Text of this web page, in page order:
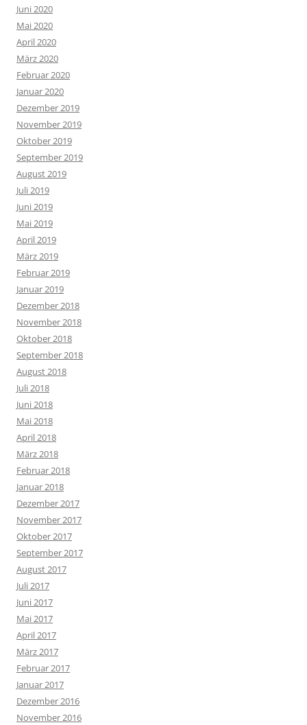
Juni 2020
Mai 2020
April 2020
März 2020
Februar 2020
Januar 2020
Dezember 2019
November 2019
Oktober 2019
September 2019
August 2019
Juli 2019
Juni 2019
Mai 2019
April 2019
März 2019
Februar 2019
Januar 2019
Dezember 2018
November 2018
Oktober 2018
September 2018
August 2018
Juli 2018
Juni 2018
Mai 2018
April 2018
März 2018
Februar 2018
Januar 2018
Dezember 2017
November 2017
Oktober 2017
September 2017
August 2017
Juli 2017
Juni 2017
Mai 2017
April 2017
März 2017
Februar 2017
Januar 2017
Dezember 2016
November 2016